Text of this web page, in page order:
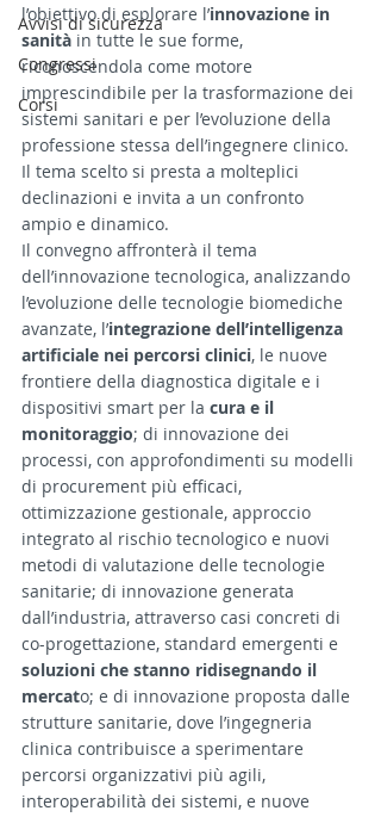
Avvisi di sicurezza
Congressi
Corsi
l’obiettivo di esplorare l’innovazione in
sanità in tutte le sue forme,
riconoscendola come motore
imprescindibile per la trasformazione dei
sistemi sanitari e per l’evoluzione della
professione stessa dell’ingegnere clinico.
Il tema scelto si presta a molteplici
declinazioni e invita a un confronto
ampio e dinamico.
Il convegno affronterà il tema
dell’innovazione tecnologica, analizzando
l’evoluzione delle tecnologie biomediche
avanzate, l’integrazione dell’intelligenza
artificiale nei percorsi clinici, le nuove
frontiere della diagnostica digitale e i
dispositivi smart per la cura e il
monitoraggio; di innovazione dei
processi, con approfondimenti su modelli
di procurement più efficaci,
ottimizzazione gestionale, approccio
integrato al rischio tecnologico e nuovi
metodi di valutazione delle tecnologie
sanitarie; di innovazione generata
dall’industria, attraverso casi concreti di
co-progettazione, standard emergenti e
soluzioni che stanno ridisegnando il
mercato; e di innovazione proposta dalle
strutture sanitarie, dove l’ingegneria
clinica contribuisce a sperimentare
percorsi organizzativi più agili,
interoperabilità dei sistemi, e nuove